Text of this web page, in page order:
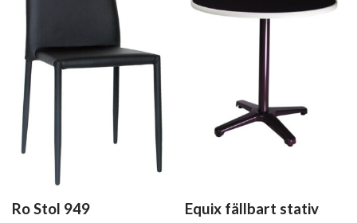
Ro Stol 949 Equix fällbart stativ